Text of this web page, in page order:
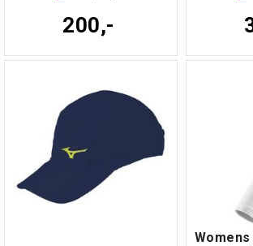
200,-